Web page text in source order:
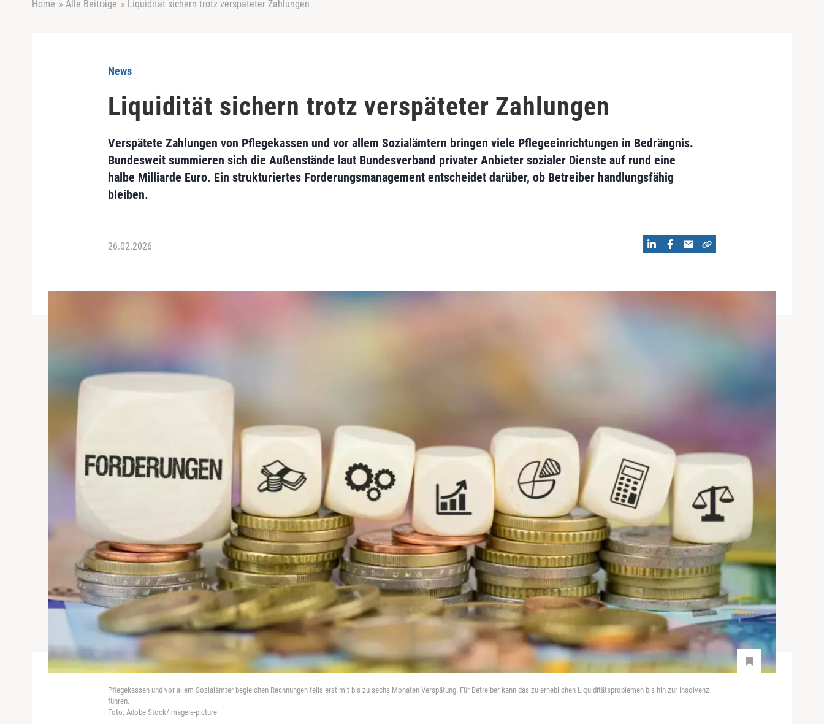
Home » Alle Beiträge » Liquidität sichern trotz verspäteter Zahlungen
News
Liquidität sichern trotz verspäteter Zahlungen
Verspätete Zahlungen von Pflegekassen und vor allem Sozialämtern bringen viele Pflegeeinrichtungen in Bedrängnis.
Bundesweit summieren sich die Außenstände laut Bundesverband privater Anbieter sozialer Dienste auf rund eine
halbe Milliarde Euro. Ein strukturiertes Forderungsmanagement entscheidet darüber, ob Betreiber handlungsfähig
bleiben.
26.02.2026
Pflegekassen und vor allem Sozialämter begleichen Rechnungen teils erst mit bis zu sechs Monaten Verspätung. Für Betreiber kann das zu erheblichen Liquiditätsproblemen bis hin zur Insolvenz
führen.
Foto: Adobe Stock/ magele-picture